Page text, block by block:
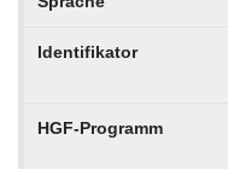
Identifikator
HGF-Programm